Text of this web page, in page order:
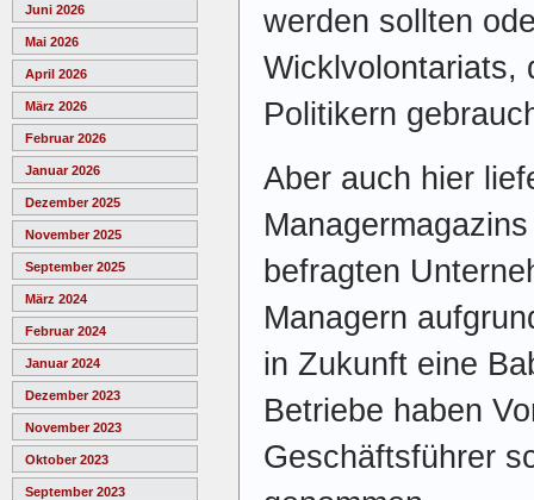
Juni 2026
Mai 2026
April 2026
März 2026
Februar 2026
Januar 2026
Dezember 2025
November 2025
September 2025
März 2024
Februar 2024
Januar 2024
Dezember 2023
November 2023
Oktober 2023
September 2023
werden sollten
Wicklvolontariats,
Politikern
Aber auch hier
befragten
Managern
in Zukunft eine
Betriebe haben
Geschäftsführer